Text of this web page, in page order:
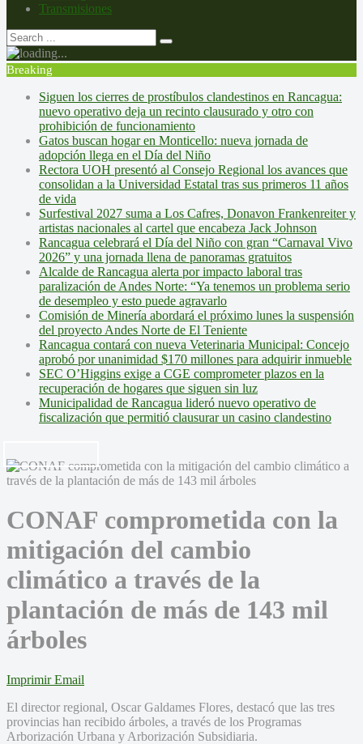
Transmisiones
Breaking
Siguen los cierres de prostíbulos clandestinos en Rancagua:
nuevo operativo deja un recinto clausurado y otro con
prohibición de funcionamiento
Gatos buscan hogar en Monticello: nueva jornada de
adopción llega en el Día del Niño
Rectora UOH presentó al Consejo Regional los avances que
consolidan a la Universidad Estatal tras sus primeros 11 años
de vida
Surfestival 2027 suma a Los Cafres, Donavon Frankenreiter y
artistas nacionales al cartel que encabeza Jack Johnson
Rancagua celebrará el Día del Niño con gran “Carnaval Vivo
2026” y una jornada llena de panoramas gratuitos
Alcalde de Rancagua alerta por impacto laboral tras
paralización de Andes Norte: “Ya tenemos un problema serio
de desempleo y esto puede agravarlo
Comisión de Minería abordará el próximo lunes la suspensión
del proyecto Andes Norte de El Teniente
Rancagua contará con nueva Veterinaria Municipal: Concejo
aprobó por unanimidad $170 millones para adquirir inmueble
SEC O’Higgins exige a CGE comprometer plazos en la
recuperación de hogares que siguen sin luz
Municipalidad de Rancagua lideró nuevo operativo de
fiscalización que permitió clausurar un casino clandestino
CONAF comprometida con la
mitigación del cambio
climático a través de la
plantación de más de 143 mil
árboles
Imprimir Email
El director regional, Oscar Galdames Flores, destacó que las tres
provincias han recibido árboles, a través de los Programas
Arborización Urbana y Arborización Subsidiaria.